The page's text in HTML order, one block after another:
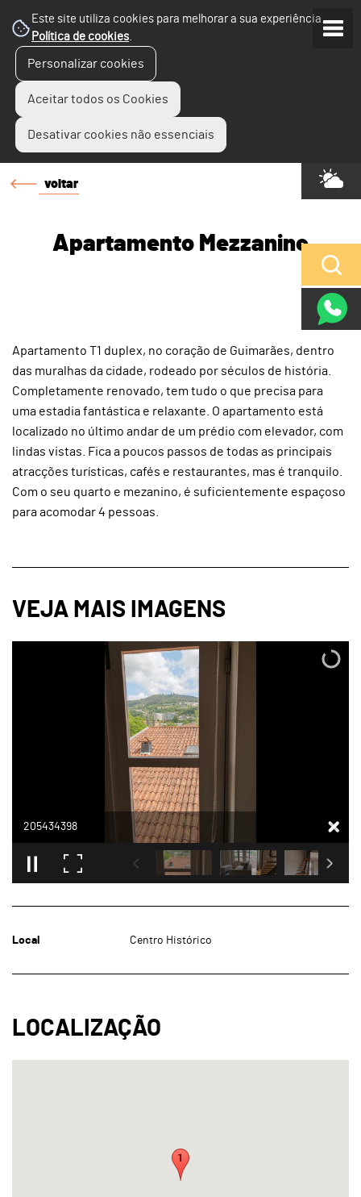
Este site utiliza cookies para melhorar a sua experiência.
Política de cookies.
Personalizar cookies
Aceitar todos os Cookies
Desativar cookies não essenciais
voltar
Apartamento Mezzanine
Apartamento T1 duplex, no coração de Guimarães, dentro
das muralhas da cidade, rodeado por séculos de história.
Completamente renovado, tem tudo o que precisa para
uma estadia fantástica e relaxante. O apartamento está
localizado no último andar de um prédio com elevador, com
lindas vistas. Fica a poucos passos de todas as principais
atracções turísticas, cafés e restaurantes, mas é tranquilo.
Com o seu quarto e mezanino, é suficientemente espaçoso
para acomodar 4 pessoas.
205434398
Local Centro Histórico